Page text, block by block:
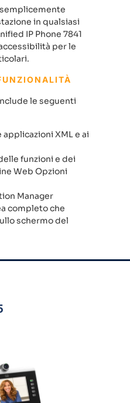
in qualsiasi
IP Phone 7841
per le
le seguenti
XML e ai
funzioni e dei
Web Opzioni
Manager
completo che
schermo del